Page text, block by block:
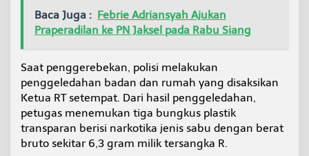
d
a
r
r
u
t
D
i
s
i
Baca Juga : Febrie Adriansyah Ajukan
Praperadilan ke PN Jaksel pada Rabu Siang
Saat penggerebekan, polisi melakukan
penggeledahan badan dan rumah yang disaksikan
Ketua RT setempat. Dari hasil penggeledahan,
petugas menemukan tiga bungkus plastik
transparan berisi narkotika jenis sabu dengan berat
bruto sekitar 6,3 gram milik tersangka R.